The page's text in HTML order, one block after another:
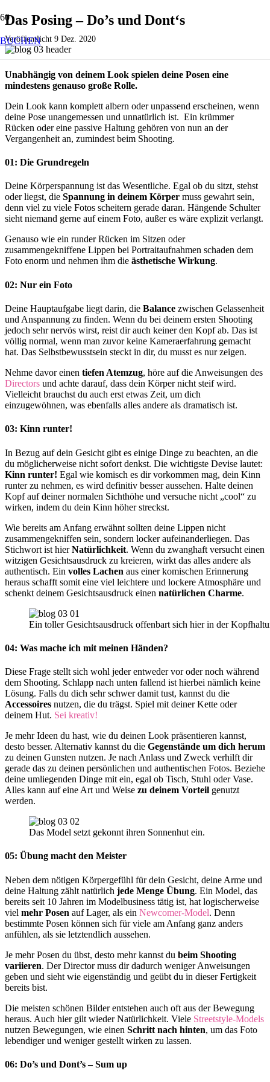
BUCHEN
Das Posing – Do’s und Dont‘s
Veröffentlicht 9 Dez. 2020
Unabhängig von deinem Look spielen deine Posen eine
mindestens genauso große Rolle.
Dein Look kann komplett albern oder unpassend erscheinen, wenn
deine Pose unangemessen und unnatürlich ist. Ein krümmer
Rücken oder eine passive Haltung gehören von nun an der
Vergangenheit an, zumindest beim Shooting.
01: Die Grundregeln
Deine Körperspannung ist das Wesentliche. Egal ob du sitzt, stehst
oder liegst, die Spannung in deinem Körper muss gewahrt sein,
denn viel zu viele Fotos scheitern gerade daran. Hängende Schulter
sieht niemand gerne auf einem Foto, außer es wäre explizit verlangt.
Genauso wie ein runder Rücken im Sitzen oder
zusammengekniffene Lippen bei Portraitaufnahmen schaden dem
Foto enorm und nehmen ihm die ästhetische Wirkung.
02: Nur ein Foto
Deine Hauptaufgabe liegt darin, die Balance zwischen Gelassenheit
und Anspannung zu finden. Wenn du bei deinem ersten Shooting
jedoch sehr nervös wirst, reist dir auch keiner den Kopf ab. Das ist
völlig normal, wenn man zuvor keine Kameraerfahrung gemacht
hat. Das Selbstbewusstsein steckt in dir, du musst es nur zeigen.
Nehme davor einen tiefen Atemzug, höre auf die Anweisungen des
Directors und achte darauf, dass dein Körper nicht steif wird.
Vielleicht brauchst du auch erst etwas Zeit, um dich
einzugewöhnen, was ebenfalls alles andere als dramatisch ist.
03: Kinn runter!
In Bezug auf dein Gesicht gibt es einige Dinge zu beachten, an die
du möglicherweise nicht sofort denkst. Die wichtigste Devise lautet:
Kinn runter! Egal wie komisch es dir vorkommen mag, dein Kinn
runter zu nehmen, es wird definitiv besser aussehen. Halte deinen
Kopf auf deiner normalen Sichthöhe und versuche nicht „cool“ zu
wirken, indem du dein Kinn höher streckst.
Wie bereits am Anfang erwähnt sollten deine Lippen nicht
zusammengekniffen sein, sondern locker aufeinanderliegen. Das
Stichwort ist hierNatürlichkeit. Wenn du zwanghaft versucht einen
witzigen Gesichtsausdruck zu kreieren, wirkt das alles andere als
authentisch. Ein volles Lachen aus einer komischen Erinnerung
heraus schafft somit eine viel leichtere und lockere Atmosphäre und
schenkt deinem Gesichtsausdruck einen natürlichen Charme.
Ein toller Gesichtsausdruck offenbart sich hier in der
04: Was mache ich mit meinen Händen?
Diese Frage stellt sich wohl jeder entweder vor oder noch während
dem Shooting. Schlapp nach unten fallend ist hierbei nämlich keine
Lösung. Falls du dich sehr schwer damit tust, kannst du die
Accessoires nutzen, die du trägst. Spiel mit deiner Kette oder
deinem Hut. Sei kreativ!
Je mehr Ideen du hast, wie du deinen Look präsentieren kannst,
desto besser. Alternativ kannst du die Gegenstände um dich herum
zu deinen Gunsten nutzen. Je nach Anlass und Zweck verhilft dir
gerade das zu deinen persönlichen und authentischen Fotos. Beziehe
deine umliegenden Dinge mit ein, egal ob Tisch, Stuhl oder Vase.
Alles kann auf eine Art und Weise zu deinem Vorteil genutzt
werden.
Das Model setzt gekonnt ihren Sonnenhut ein.
05: Übung macht den Meister
Neben dem nötigen Körpergefühl für dein Gesicht, deine Arme und
deine Haltung zählt natürlich jede Menge Übung. Ein Model, das
bereits seit 10 Jahren im Modelbusiness tätig ist, hat logischerweise
viel mehr Posen auf Lager, als ein Newcomer-Model. Denn
bestimmte Posen können sich für viele am Anfang ganz anders
anfühlen, als sie letztendlich aussehen.
Je mehr Posen du übst, desto mehr kannst du beim Shooting
variieren. Der Director muss dir dadurch weniger Anweisungen
geben und sieht wie eigenständig und geübt du in dieser Fertigkeit
bereits bist.
Die meisten schönen Bilder entstehen auch oft aus der Bewegung
heraus. Auch hier gilt wieder Natürlichkeit. Viele Streetstyle-Models
nutzen Bewegungen, wie einen Schritt nach hinten, um das Foto
lebendiger und weniger gestellt wirken zu lassen.
06: Do’s und Dont’s – Sum up